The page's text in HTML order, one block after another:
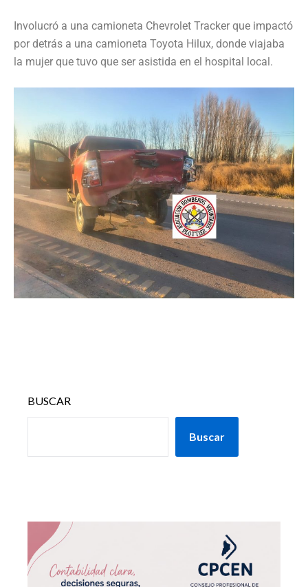
Involucró a una camioneta Chevrolet Tracker que impactó
por detrás a una camioneta Toyota Hilux, donde viajaba
la mujer que tuvo que ser asistida en el hospital local.
BUSCAR
Buscar